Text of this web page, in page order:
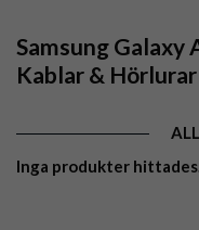
Samsung Galaxy
Kablar & Hörlurar
Inga produkter